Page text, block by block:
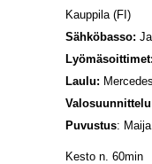
Kauppila (FI)
Sähköbasso:
Lyömäsoittimet:
Laulu:
Puvustus:
Kesto n. 60min